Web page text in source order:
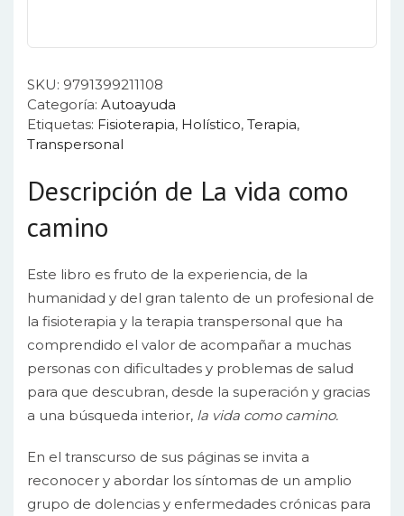
SKU: 9791399211108
Categoría: Autoayuda
Etiquetas: Fisioterapia, Holístico, Terapia,
Transpersonal
Descripción de La vida como
camino
Este libro es fruto de la experiencia, de la
humanidad y del gran talento de un profesional de
la fisioterapia y la terapia transpersonal que ha
comprendido el valor de acompañar a muchas
personas con dificultades y problemas de salud
para que descubran, desde la superación y gracias
a una búsqueda interior, la vida como camino.
En el transcurso de sus páginas se invita a
reconocer y abordar los síntomas de un amplio
grupo de dolencias y enfermedades crónicas para